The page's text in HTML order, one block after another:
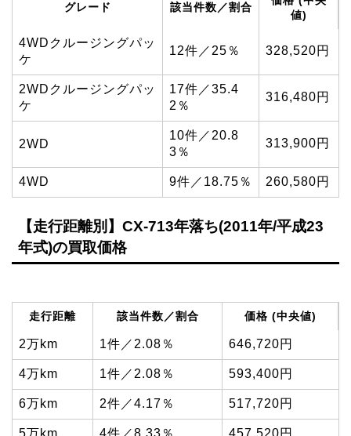
グレード 該当件数／割合
値)
4WDクルージングパッ
ケ
12件／25％ 328,520円
2WDクルージングパッ
ケ
17件／35.4
2％
316,480円
2WD
10件／20.8
3％
313,900円
4WD 9件／18.75％ 260,580円
【走行距離別】CX-713年落ち(2011年/平成23
年式)の買取価格
走行距離 該当件数／割合 価格 (中央値)
2万km 1件／2.08％ 646,720円
4万km 1件／2.08％ 593,400円
6万km 2件／4.17％ 517,720円
5万km 4件／8.33％ 457,520円